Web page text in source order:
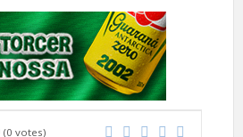
(0 votes)